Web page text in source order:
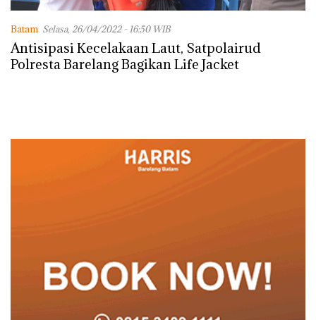
Batam Selasa, 26/04/2022 - 16:50 WIB
Antisipasi Kecelakaan Laut, Satpolairud
Polresta Barelang Bagikan Life Jacket